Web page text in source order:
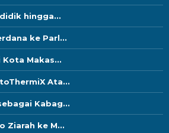
hingga...
ke Parl...
Makas...
Ata...
Kabag...
Ziarah ke M...